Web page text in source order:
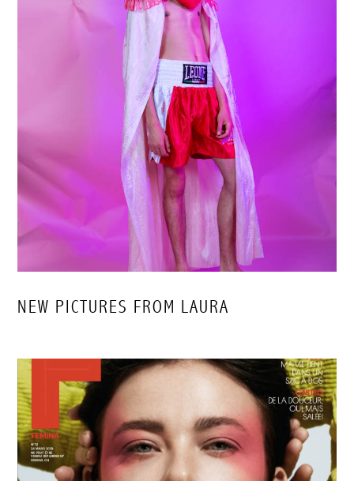
NEW PICTURES FROM LAURA